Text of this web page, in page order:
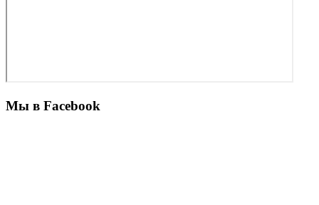
Мы в Facebook